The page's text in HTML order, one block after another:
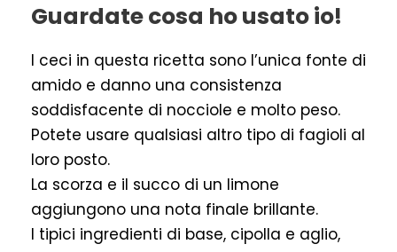
Guardate cosa ho usato io!
I ceci in questa ricetta sono l’unica fonte di
amido e danno una consistenza
soddisfacente di nocciole e molto peso.
Potete usare qualsiasi altro tipo di fagioli al
loro posto.
La scorza e il succo di un limone
aggiungono una nota finale brillante.
I tipici ingredienti di base, cipolla e aglio,